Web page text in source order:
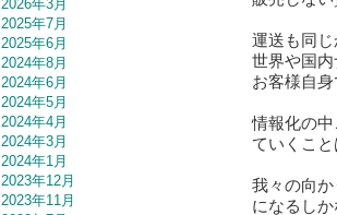
2026年3月
2025年7月
2025年6月
2024年8月
2024年6月
2024年5月
2024年4月
2024年3月
2024年1月
2023年12月
2023年11月
運送も同
世界や国
お客様自
情報化の
ていくこ
我々の向
になるし